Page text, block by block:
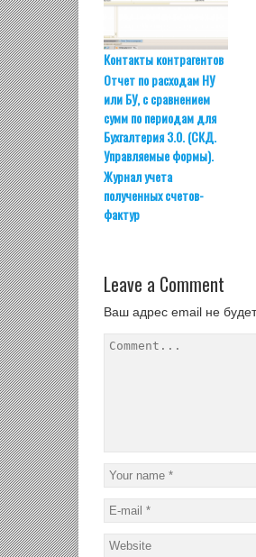
Контакты контрагентов
Отчет по расходам НУ
или БУ, с сравнением
сумм по периодам для
Бухгалтерия 3.0. (СКД.
Управляемые формы).
Журнал учета
полученных счетов-
фактур
Leave a Comment
Ваш адрес email не